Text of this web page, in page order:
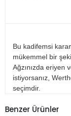
Bu kadifemsi
mükemmel bir
Ağzınızda eriyen
istiyorsanız,
seçimdir.
Benzer Ürünler